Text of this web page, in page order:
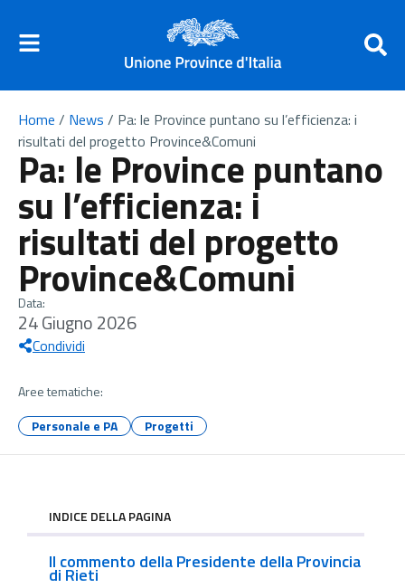
Home / News / Pa: le Province puntano su l’efficienza: i
risultati del progetto Province&Comuni
Pa: le Province puntano
su l’efficienza: i
risultati del progetto
Province&Comuni
Data:
24 Giugno 2026
Condividi
Aree tematiche:
Personale e PA
Progetti
INDICE DELLA PAGINA
Il commento della Presidente della Provincia
di Rieti